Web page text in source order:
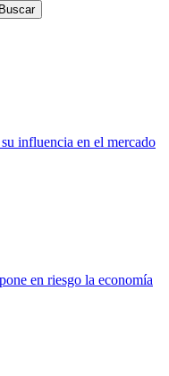
influencia en el mercado
en riesgo la economía